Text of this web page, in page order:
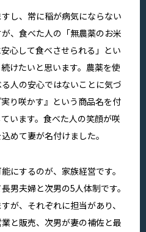
し、常に稲が病気にならない
、食べた人の「無農薬のお米
心して食べさせられる」とい
けたいと思います。農薬を使
人の安心ではないことに気づ
り咲かす』という商品名を付
います。食べた人の笑顔が咲
めて妻が名付けました。
にするのが、家族経営です。
男夫婦と次男の5人体制です。
が、それぞれに担当があり、
と販売、次男が妻の補佐と最